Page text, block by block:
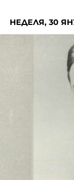
Съвет за
БНР
НЕДЕЛЯ, 30